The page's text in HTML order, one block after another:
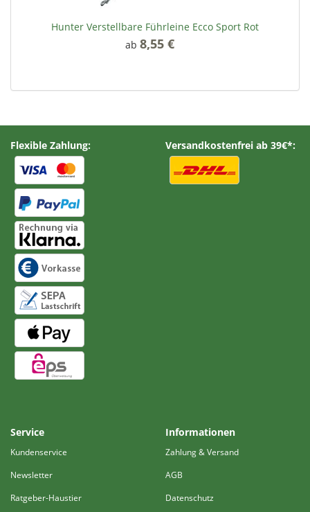
Hunter Verstellbare Führleine Ecco Sport Rot
ab 8,55 €
Flexible Zahlung: Versandkostenfrei ab 39€*:
Service
Kundenservice
Newsletter
Ratgeber-Haustier
Informationen
Zahlung & Versand
AGB
Datenschutz